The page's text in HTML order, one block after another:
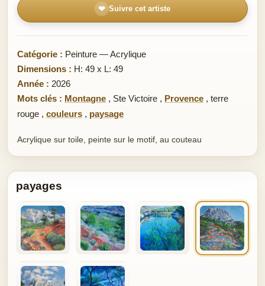
❤ Suivre cet artiste
Catégorie : Peinture — Acrylique
Dimensions : H: 49 x L: 49
Année : 2026
Mots clés : Montagne , Ste Victoire , Provence , terre
rouge , couleurs , paysage
Acrylique sur toile, peinte sur le motif, au couteau
payages